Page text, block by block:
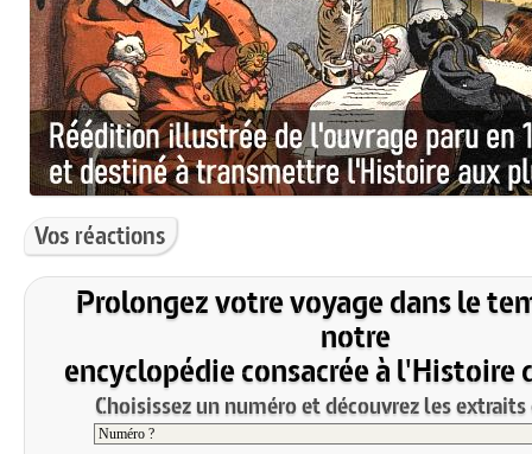
Vos réactions
Prolongez votre voyage dans le
notre
encyclopédie consacrée à l'Histoire
Choisissez un numéro et découvrez les